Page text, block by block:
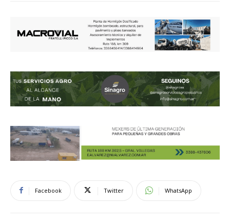
Facebook Twitter WhatsApp